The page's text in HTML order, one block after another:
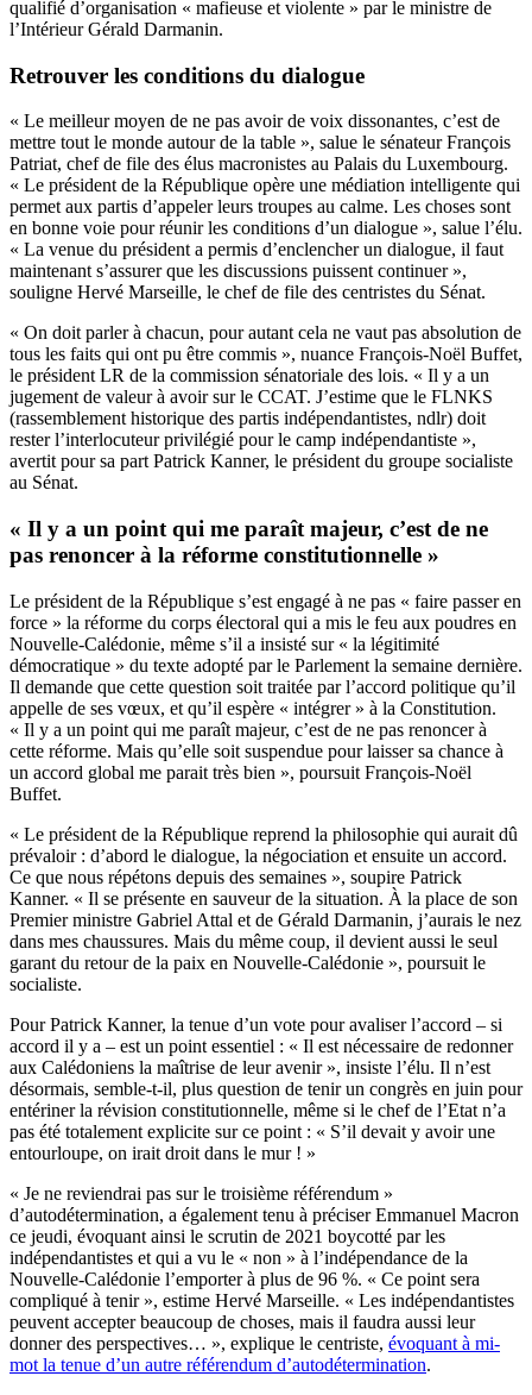
qualifié d’organisation « mafieuse et violente » par le ministre de
l’Intérieur Gérald Darmanin.
Retrouver les conditions du dialogue
« Le meilleur moyen de ne pas avoir de voix dissonantes, c’est de
mettre tout le monde autour de la table », salue le sénateur François
Patriat, chef de file des élus macronistes au Palais du Luxembourg.
« Le président de la République opère une médiation intelligente qui
permet aux partis d’appeler leurs troupes au calme. Les choses sont
en bonne voie pour réunir les conditions d’un dialogue », salue l’élu.
« La venue du président a permis d’enclencher un dialogue, il faut
maintenant s’assurer que les discussions puissent continuer »,
souligne Hervé Marseille, le chef de file des centristes du Sénat.
« On doit parler à chacun, pour autant cela ne vaut pas absolution de
tous les faits qui ont pu être commis », nuance François-Noël Buffet,
le président LR de la commission sénatoriale des lois. « Il y a un
jugement de valeur à avoir sur le CCAT. J’estime que le FLNKS
(rassemblement historique des partis indépendantistes, ndlr) doit
rester l’interlocuteur privilégié pour le camp indépendantiste »,
avertit pour sa part Patrick Kanner, le président du groupe socialiste
au Sénat.
« Il y a un point qui me paraît majeur, c’est de ne
pas renoncer à la réforme constitutionnelle »
Le président de la République s’est engagé à ne pas « faire passer en
force » la réforme du corps électoral qui a mis le feu aux poudres en
Nouvelle-Calédonie, même s’il a insisté sur « la légitimité
démocratique » du texte adopté par le Parlement la semaine dernière.
Il demande que cette question soit traitée par l’accord politique qu’il
appelle de ses vœux, et qu’il espère « intégrer » à la Constitution.
« Il y a un point qui me paraît majeur, c’est de ne pas renoncer à
cette réforme. Mais qu’elle soit suspendue pour laisser sa chance à
un accord global me parait très bien », poursuit François-Noël
Buffet.
« Le président de la République reprend la philosophie qui aurait dû
prévaloir : d’abord le dialogue, la négociation et ensuite un accord.
Ce que nous répétons depuis des semaines », soupire Patrick
Kanner. « Il se présente en sauveur de la situation. À la place de son
Premier ministre Gabriel Attal et de Gérald Darmanin, j’aurais le nez
dans mes chaussures. Mais du même coup, il devient aussi le seul
garant du retour de la paix en Nouvelle-Calédonie », poursuit le
socialiste.
Pour Patrick Kanner, la tenue d’un vote pour avaliser l’accord – si
accord il y a – est un point essentiel : « Il est nécessaire de redonner
aux Calédoniens la maîtrise de leur avenir », insiste l’élu. Il n’est
désormais, semble-t-il, plus question de tenir un congrès en juin pour
entériner la révision constitutionnelle, même si le chef de l’Etat n’a
pas été totalement explicite sur ce point : « S’il devait y avoir une
entourloupe, on irait droit dans le mur ! »
« Je ne reviendrai pas sur le troisième référendum »
d’autodétermination, a également tenu à préciser Emmanuel Macron
ce jeudi, évoquant ainsi le scrutin de 2021 boycotté par les
indépendantistes et qui a vu le « non » à l’indépendance de la
Nouvelle-Calédonie l’emporter à plus de 96 %. « Ce point sera
compliqué à tenir », estime Hervé Marseille. « Les indépendantistes
peuvent accepter beaucoup de choses, mais il faudra aussi leur
donner des perspectives… », explique le centriste, évoquant à mi-
mot la tenue d’un autre référendum d’autodétermination.